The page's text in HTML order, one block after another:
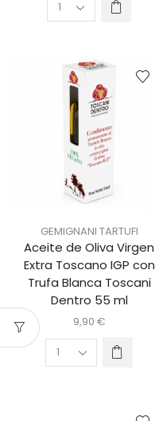
GEMIGNANI TARTUFI
Aceite de Oliva Virgen
Extra Toscano IGP con
Trufa Blanca Toscani
Dentro 55 ml
9,90 €